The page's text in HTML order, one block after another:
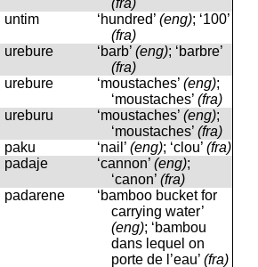
(fra)
untim ‘hundred’ (eng); ‘100’
(fra)
urebure ‘barb’ (eng); ‘barbre’
(fra)
urebure ‘moustaches’ (eng);
‘moustaches’ (fra)
ureburu ‘moustaches’ (eng);
‘moustaches’ (fra)
paku ‘nail’ (eng); ‘clou’ (fra)
padaje ‘cannon’ (eng);
‘canon’ (fra)
padarene
‘bamboo bucket for
carrying water’
(eng); ‘bambou
dans lequel on
porte de l’eau’ (fra)